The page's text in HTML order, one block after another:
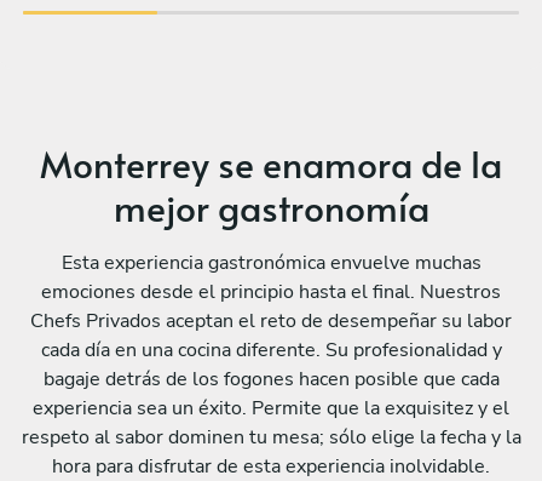
Monterrey se enamora de la
mejor gastronomía
Esta experiencia gastronómica envuelve muchas
emociones desde el principio hasta el final. Nuestros
Chefs Privados aceptan el reto de desempeñar su labor
cada día en una cocina diferente. Su profesionalidad y
bagaje detrás de los fogones hacen posible que cada
experiencia sea un éxito. Permite que la exquisitez y el
respeto al sabor dominen tu mesa; sólo elige la fecha y la
hora para disfrutar de esta experiencia inolvidable.